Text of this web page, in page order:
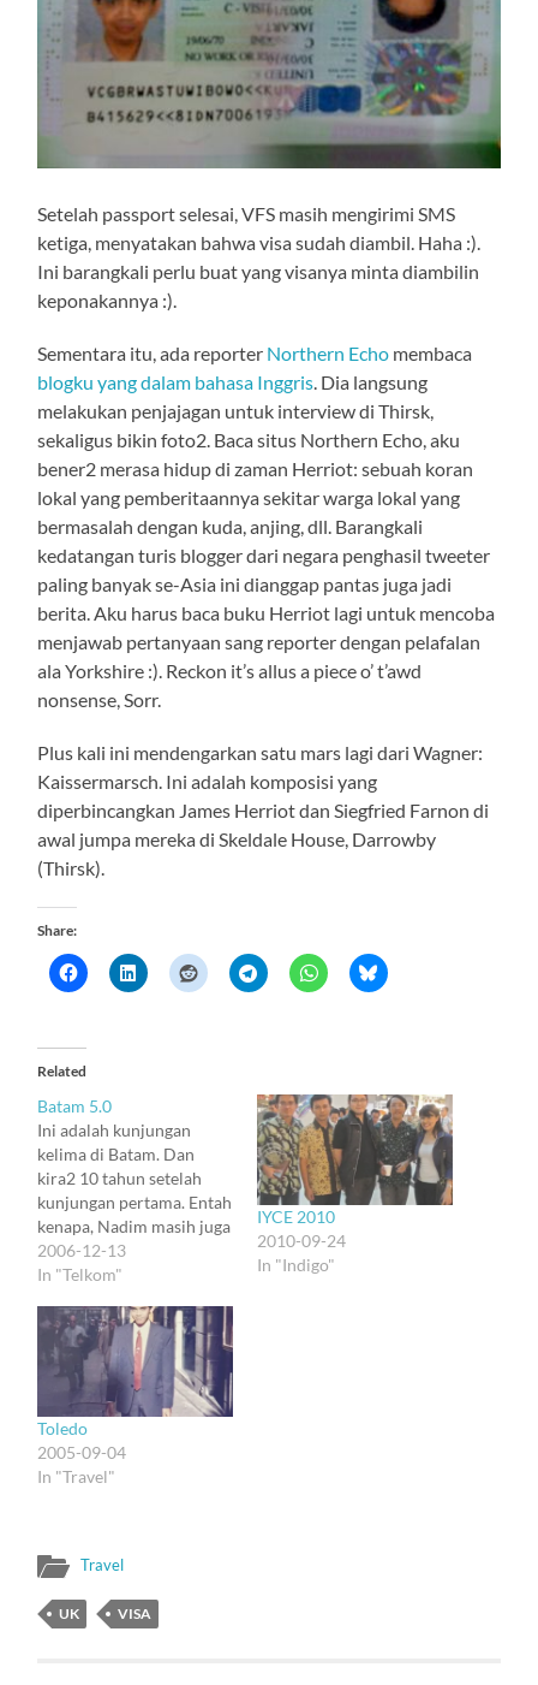
Setelah passport selesai, VFS masih mengirimi SMS
ketiga, menyatakan bahwa visa sudah diambil. Haha :).
Ini barangkali perlu buat yang visanya minta diambilin
keponakannya :).
Sementara itu, ada reporter Northern Echo membaca
blogku yang dalam bahasa Inggris . Dia langsung
melakukan penjajagan untuk interview di Thirsk,
sekaligus bikin foto2. Baca situs Northern Echo, aku
bener2 merasa hidup di zaman Herriot: sebuah koran
lokal yang pemberitaannya sekitar warga lokal yang
bermasalah dengan kuda, anjing, dll. Barangkali
kedatangan turis blogger dari negara penghasil tweeter
paling banyak se-Asia ini dianggap pantas juga jadi
berita. Aku harus baca buku Herriot lagi untuk mencoba
menjawab pertanyaan sang reporter dengan pelafalan
ala Yorkshire :). Reckon it’s allus a piece o’ t’awd
nonsense, Sorr.
Plus kali ini mendengarkan satu mars lagi dari Wagner:
Kaissermarsch. Ini adalah komposisi yang
diperbincangkan James Herriot dan Siegfried Farnon di
awal jumpa mereka di Skeldale House, Darrowby
(Thirsk).
Share:
Related
Batam 5.0
Ini adalah kunjungan
kelima di Batam. Dan
kira2 10 tahun setelah
kunjungan pertama. Entah
kenapa, Nadim masih juga
digantung. Kunjungan
pertama dulu adalah efek
tanda petik. Tahun 1995
itu, aku bikin software
analisis trafik (in C) untuk
sentral Lucent 5ESS. Dan
berbeda dengan
programmer Telkom…
2006-12-13
In "Telkom"
IYCE 2010
2010-09-24
In "Indigo"
Toledo
2005-09-04
In "Travel"
Travel
UK VISA